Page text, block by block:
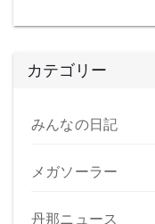
カテゴリー
みんなの日記
メガソーラー
丹那ニュース